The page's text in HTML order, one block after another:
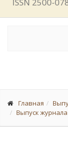
Главная
Выпуск